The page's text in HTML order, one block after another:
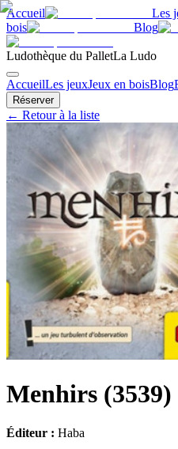
Accueil Les
bois
Blog
Ludothèque du PalletLa Ludo
AccueilLes jeuxJeux en boisBlog
Réserver
← Retour à la liste
Menhirs (3539)
Éditeur : Haba